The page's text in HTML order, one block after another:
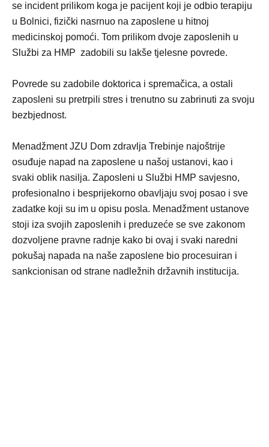
se incident prilikom koga je pacijent koji je odbio terapiju
u Bolnici, fizički nasrnuo na zaposlene u hitnoj
medicinskoj pomoći. Tom prilikom dvoje zaposlenih u
Službi za HMP zadobili su lakše tjelesne povrede.
Povrede su zadobile doktorica i spremačica, a ostali
zaposleni su pretrpili stres i trenutno su zabrinuti za svoju
bezbjednost.
Menadžment JZU Dom zdravlja Trebinje najoštrije
osuđuje napad na zaposlene u našoj ustanovi, kao i
svaki oblik nasilja. Zaposleni u Službi HMP savjesno,
profesionalno i besprijekorno obavljaju svoj posao i sve
zadatke koji su im u opisu posla. Menadžment ustanove
stoji iza svojih zaposlenih i preduzeće se sve zakonom
dozvoljene pravne radnje kako bi ovaj i svaki naredni
pokušaj napada na naše zaposlene bio procesuiran i
sankcionisan od strane nadležnih državnih institucija.